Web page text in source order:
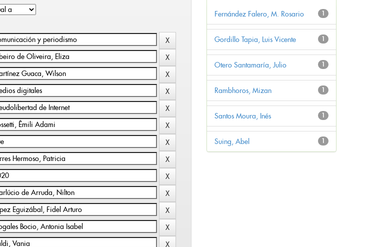
1
Fernández Falero, M. Rosario
1
Gordillo Tapia, Luis Vicente
1
Otero Santamaría, Julio
1
Rambhoros, Mizan
1
Santos Moura, Inés
1
Suing, Abel